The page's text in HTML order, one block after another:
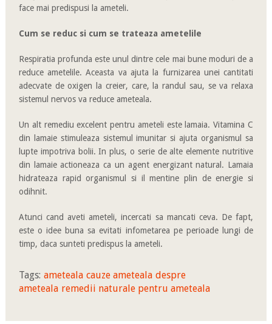
face mai predispusi la ameteli.
Cum se reduc si cum se trateaza ametelile
Respiratia profunda este unul dintre cele mai bune moduri de a
reduce ametelile. Aceasta va ajuta la furnizarea unei cantitati
adecvate de oxigen la creier, care, la randul sau, se va relaxa
sistemul nervos va reduce ameteala.
Un alt remediu excelent pentru ameteli este lamaia. Vitamina C
din lamaie stimuleaza sistemul imunitar si ajuta organismul sa
lupte impotriva bolii. In plus, o serie de alte elemente nutritive
din lamaie actioneaza ca un agent energizant natural. Lamaia
hidrateaza rapid organismul si il mentine plin de energie si
odihnit.
Atunci cand aveti ameteli, incercati sa mancati ceva. De fapt,
este o idee buna sa evitati infometarea pe perioade lungi de
timp, daca sunteti predispus la ameteli.
Tags: ameteala cauze ameteala despre
ameteala remedii naturale pentru ameteala